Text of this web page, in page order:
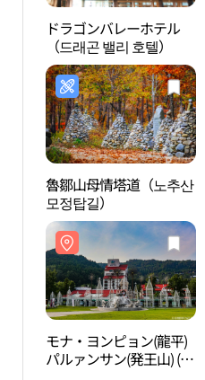
ドラゴンバレーホテル
（드래곤 밸리 호텔）
魯鄒山母情塔道（노추산
모정탑길）
モナ・ヨンピョン(龍平)
パルァンサン(発王山) (모